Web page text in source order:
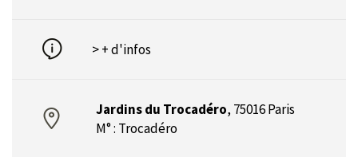
> + d'infos
Jardins du Trocadéro, 75016 Paris
M° : Trocadéro